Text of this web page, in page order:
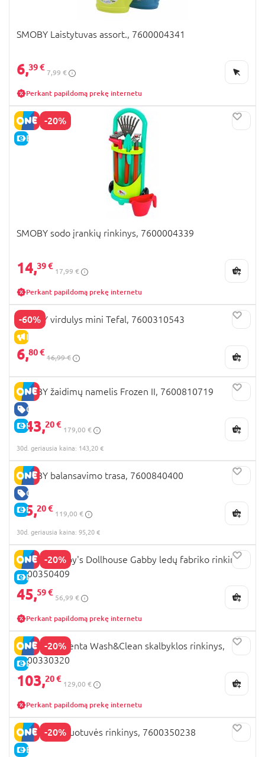
SMOBY Laistytuvas assort., 7600004341
6,39 €
7,99 €
Perkant papildomą prekę internetu
-20%
E-KAINA
SMOBY sodo įrankių rinkinys, 7600004339
14,39 €
17,99 €
Perkant papildomą prekę internetu
-60%
IŠPARDAVIMAS
SMOBY virdulys mini Tefal, 7600310543
6,80 €
16,99 €
GERA KAINA
E-KAINA
SMOBY žaidimų namelis Frozen II, 7600810719
143,20 €
179,00 €
30d. geriausia kaina: 143,20 €
GERA KAINA
E-KAINA
SMOBY balansavimo trasa, 7600840400
95,20 €
119,00 €
30d. geriausia kaina: 95,20 €
-20%
E-KAINA
SMOBY Gabby's Dollhouse Gabby ledų fabriko rinkinys,
7600350409
45,59 €
56,99 €
Perkant papildomą prekę internetu
-20%
E-KAINA
SMOBY Rowenta Wash&Clean skalbyklos rinkinys,
7600330320
103,20 €
129,00 €
Perkant papildomą prekę internetu
-20%
E-KAINA
SMOBY parduotuvės rinkinys, 7600350238